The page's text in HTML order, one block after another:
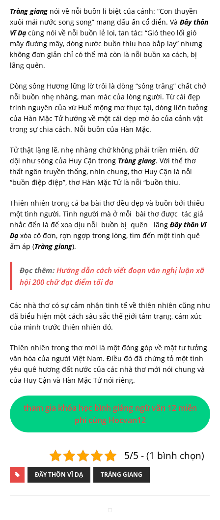
Tràng giang nói về nỗi buồn li biệt của cảnh: “Con thuyền
xuôi mái nước song song” mang dấu ấn cổ điển. Và Đây thôn
Vĩ Dạ cùng nói về nỗi buồn lẻ loi, tan tác: “Gió theo lối gió
mây đường mây, dòng nước buồn thiu hoa bắp lay” nhưng
không đơn giản chỉ có thế mà còn là nỗi buồn xa cách, bị
lãng quên.
Dòng sông Hương lững lờ trôi là dòng “sông trăng” chất chở
nỗi buồn nhẹ nhàng, man mác của lòng người. Từ cái đẹp
trinh nguyên của xứ Huế mộng mơ thực tại, dòng liên tưởng
của Hàn Mặc Tử hướng về một cái dẹp mờ ảo của cảnh vật
trong sự chia cách. Nỗi buồn của Hàn Mặc.
Tử thật lặng lẽ, nhẹ nhàng chứ không phải triền miên, dữ
dội như sóng của Huy Cận trong Tràng giang. Với thể thơ
thất ngôn truyền thống, nhìn chung, thơ Huy Cận là nỗi
“buồn điệp điệp”, thơ Hàn Mặc Tử là nỗi “buồn thiu.
Thiên nhiên trong cả ba bài thơ đều đẹp và buồn bởi thiếu
một tình người. Tình người mà ở mỗi bài thơ được tác giả
nhắc đến là để xoa dịu nỗi buồn bị quên lãng Đây thôn Vĩ
Dạ xóa cô đơn, rợn ngợp trong lòng, tìm đến một tình quê
ấm áp (Tràng giang).
Đọc thêm: Hướng dẫn cách viết đoạn văn nghị luận xã
hội 200 chữ đạt điểm tối đa
Các nhà thơ có sự cảm nhận tinh tế về thiên nhiên cũng như
đã biểu hiện một cách sâu sắc thế giới tâm trạng, cảm xúc
của mình trước thiên nhiên đó.
Thiên nhiên trong thơ mới là một đóng góp về mặt tư tưởng
văn hóa của người Việt Nam. Điều đó đã chứng tỏ một tình
yêu quê hương đất nước của các nhà thơ mới nói chung và
của Huy Cận và Hàn Mặc Tử nói riêng.
tham gia khóa học bình giảng ngữ văn 12 miễn
phí cùng Hocvan12
5/5 - (1 bình chọn)
ĐÂY THÔN VĨ DẠ TRÀNG GIANG